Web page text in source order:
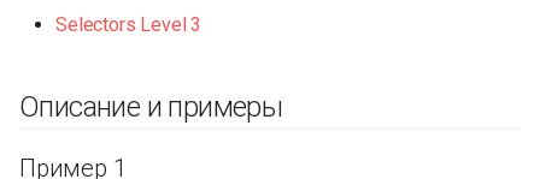
Selectors Level 3
Описание и примеры
Пример 1